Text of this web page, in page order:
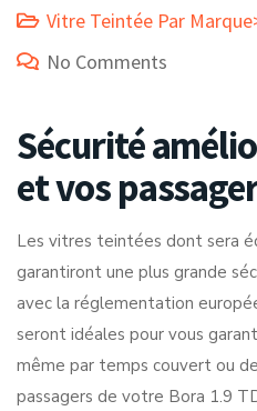
Vitre Teintée Par
No Comments
Sécurité
et vos
Les vitres teintées dont sera
garantiront une plus grande
avec la réglementation
seront idéales pour vous
même par temps couvert ou
passagers de votre Bora 1.9